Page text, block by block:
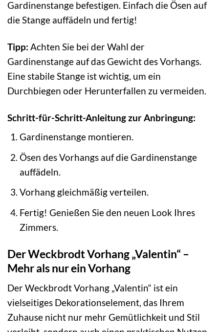
Gardinenstange befestigen. Einfach die Ösen auf
die Stange auffädeln und fertig!
Tipp: Achten Sie bei der Wahl der
Gardinenstange auf das Gewicht des Vorhangs.
Eine stabile Stange ist wichtig, um ein
Durchbiegen oder Herunterfallen zu vermeiden.
Schritt-für-Schritt-Anleitung zur Anbringung:
Gardinenstange montieren.
Ösen des Vorhangs auf die Gardinenstange
auffädeln.
Vorhang gleichmäßig verteilen.
Fertig! Genießen Sie den neuen Look Ihres
Zimmers.
Der Weckbrodt Vorhang „Valentin“ –
Mehr als nur ein Vorhang
Der Weckbrodt Vorhang „Valentin“ ist ein
vielseitiges Dekorationselement, das Ihrem
Zuhause nicht nur mehr Gemütlichkeit und Stil